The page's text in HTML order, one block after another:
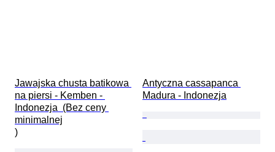
Jawajska chusta batikowa
na piersi - Kemben -
Indonezja  (Bez ceny
minimalnej
)
Antyczna cassapanca
Madura - Indonezja